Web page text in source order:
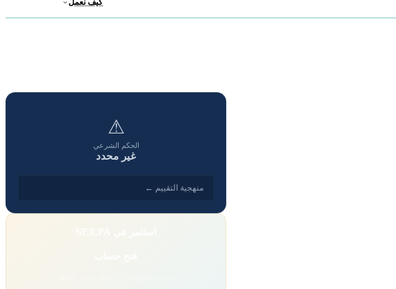
كيف نعمل
⚠
الحكم الشرعي
غير محدد
منهجية التقييم ←